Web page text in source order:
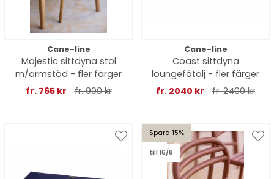
Cane-line
Majestic sittdyna stol
m/armstöd - fler färger
fr. 765 kr
fr. 900 kr
Cane-line
Coast sittdyna
loungefåtölj - fler färger
fr. 2040 kr
fr. 2400 kr
Spara 15%
till 16/8